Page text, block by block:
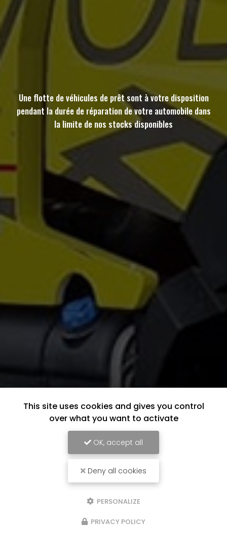
Une flotte de véhicules de prêt sont à votre disposition
pendant la durée de réparation de votre automobile dans
la limite de nos stocks disponibles
This site uses cookies and gives you control
over what you want to activate
OK, accept all
Deny all cookies
PERSONALIZE
PRIVACY POLICY